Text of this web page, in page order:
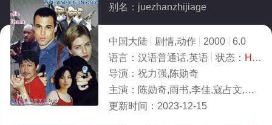
HD
别名：juezhanzhijiage
中国大陆 剧情,动作 2000
6.0
语言： 汉语普通话,英语 状态： HD/高清
导演： 祝力强,陈勋奇
主演： 陈勋奇,雨书,李佳,寇占文,战鹤文
更新时间： 2023-12-15